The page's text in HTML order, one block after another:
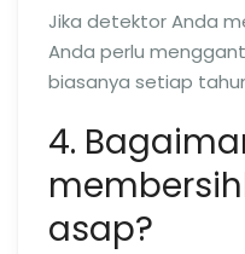
Jika detektor Anda
Anda perlu
biasanya setiap
4.
asap?